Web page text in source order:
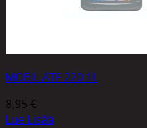
MOBIL ATF 220 1L
8,95 €
Lue Lisää